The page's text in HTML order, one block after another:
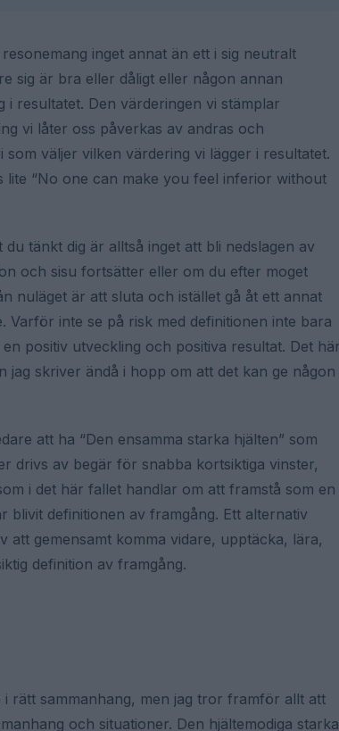
inget annat än ett i sig neutralt
sig är bra eller dåligt eller någon annan
resultatet. Den värderingen vi stämplar
vi låter oss påverkas av andras och
väljer vilken värdering vi lägger i resultatet.
“No one can make you feel inferior without
tänkt dig är alltså inget att bli nedslagen av
och sisu fortsätter eller om du efter moget
nuläget är att sluta och istället gå åt ett annat
Varför inte se på risk med definitionen inte bara
positiv utveckling och positiva resultat. Det
jag skriver ändå i hopp om att det kan ge någon
att ha “Den ensamma starka hjälten” som
drivs av begär för snabba kortsiktiga vinster,
i det här fallet handlar om att framstå som en
blivit definitionen av framgång. Ett alternativ
att gemensamt komma vidare, upptäcka, lära,
definition av framgång.
i rätt sammanhang, men jag tror framför allt att
och situationer. Den hjältemodiga starka